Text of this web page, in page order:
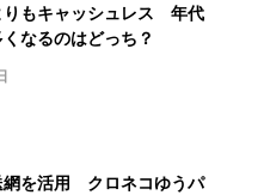
りもキャッシュレス 年代
なるのはどっち？
網を活用 クロネコゆうパ